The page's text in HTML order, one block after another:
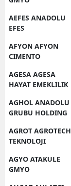
AEFES ANADOLU
EFES
AFYON AFYON
CIMENTO
AGESA AGESA
HAYAT EMEKLILIK
AGHOL ANADOLU
GRUBU HOLDING
AGROT AGROTECH
TEKNOLOJI
AGYO ATAKULE
GMYO